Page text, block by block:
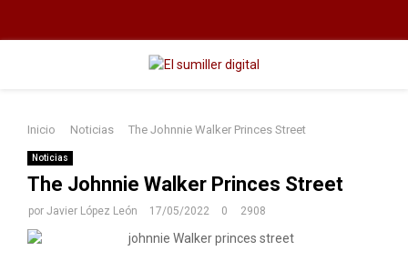
b
o
k
t
r
a
a
m
e
i
n
R
I
M
Inicio Noticias The Johnnie Walker Princes Street
Noticias
The Johnnie Walker Princes Street
por Javier López León 17/05/2022 0 2908